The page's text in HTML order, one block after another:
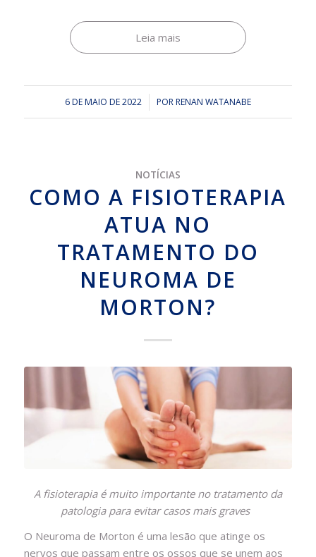
Leia mais
6 DE MAIO DE 2022
/ PORRENAN WATANABE
NOTÍCIAS
COMO A FISIOTERAPIA
ATUA NO
TRATAMENTO DO
NEUROMA DE
MORTON?
A fisioterapia é muito importante no tratamento da
patologia para evitar casos mais graves
O Neuroma de Morton é uma lesão que atinge os
nervos que passam entre os ossos que se unem aos